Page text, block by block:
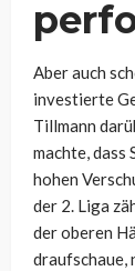
Aber auch
investierte
Tillmann
machte,
hohen
der 2. Liga
der oberen
draufschaue,